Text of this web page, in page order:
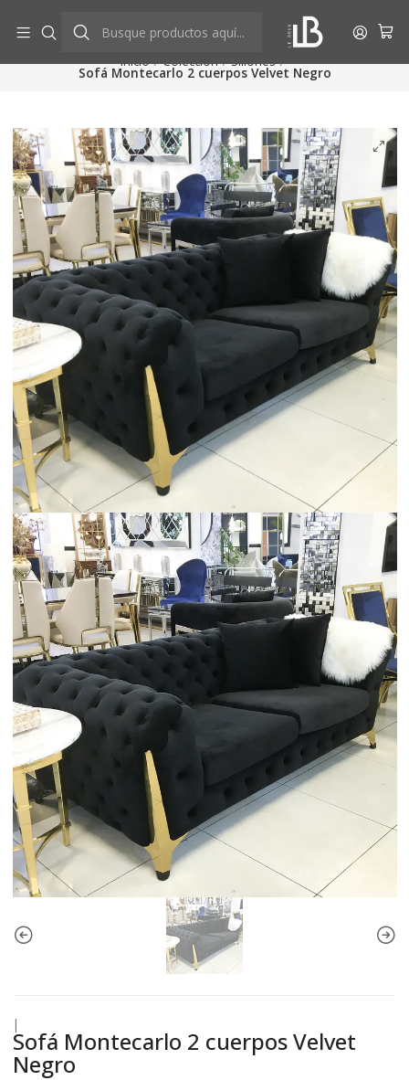
Ver más
Inicio Colección Sillones
Sofá Montecarlo 2 cuerpos Velvet Negro
|
Sofá Montecarlo 2 cuerpos Velvet
Negro